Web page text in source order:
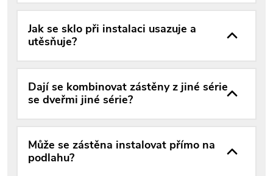
Jak se sklo při instalaci usazuje a
utěsňuje?
Dají se kombinovat zástěny z jiné série
se dveřmi jiné série?
Může se zástěna instalovat přímo na
podlahu?